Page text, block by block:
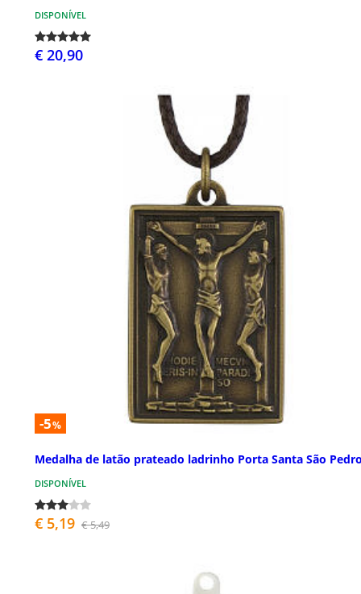
DISPONÍVEL
€ 20,90
-5%
Medalha de latão prateado ladrinho Porta Santa São
DISPONÍVEL
€ 5,19 € 5,49